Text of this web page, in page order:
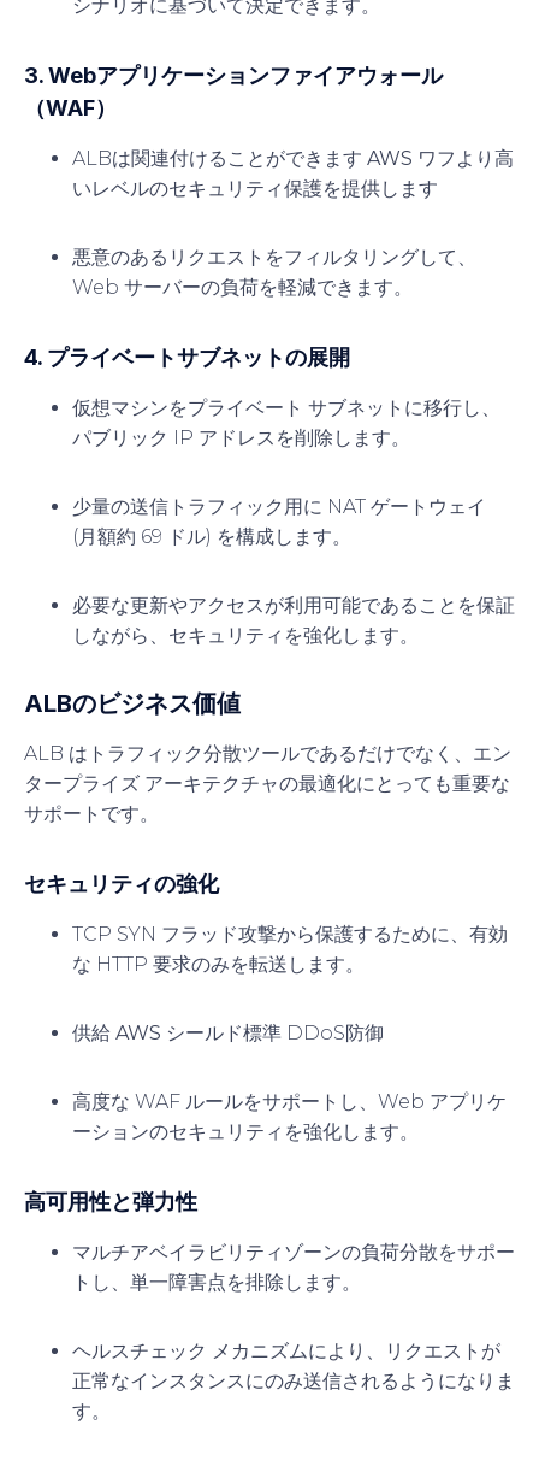
シナリオに基づいて決定できます。
3. Webアプリケーションファイアウォール
（WAF）
ALBは関連付けることができます AWS ワフ より高
いレベルのセキュリティ保護を提供します
悪意のあるリクエストをフィルタリングして、
Web サーバーの負荷を軽減できます。
4. プライベートサブネットの展開
仮想マシンをプライベート サブネットに移行し、
パブリック IP アドレスを削除します。
少量の送信トラフィック用に NAT ゲートウェイ
(月額約 69 ドル) を構成します。
必要な更新やアクセスが利用可能であることを保証
しながら、セキュリティを強化します。
ALBのビジネス価値
ALB はトラフィック分散ツールであるだけでなく、エン
タープライズ アーキテクチャの最適化にとっても重要な
サポートです。
セキュリティの強化
TCP SYN フラッド攻撃から保護するために、有効
な HTTP 要求のみを転送します。
供給 AWS シールド標準 DDoS防御
高度な WAF ルールをサポートし、Web アプリケ
ーションのセキュリティを強化します。
高可用性と弾力性
マルチアベイラビリティゾーンの負荷分散をサポー
トし、単一障害点を排除します。
ヘルスチェック メカニズムにより、リクエストが
正常なインスタンスにのみ送信されるようになりま
す。